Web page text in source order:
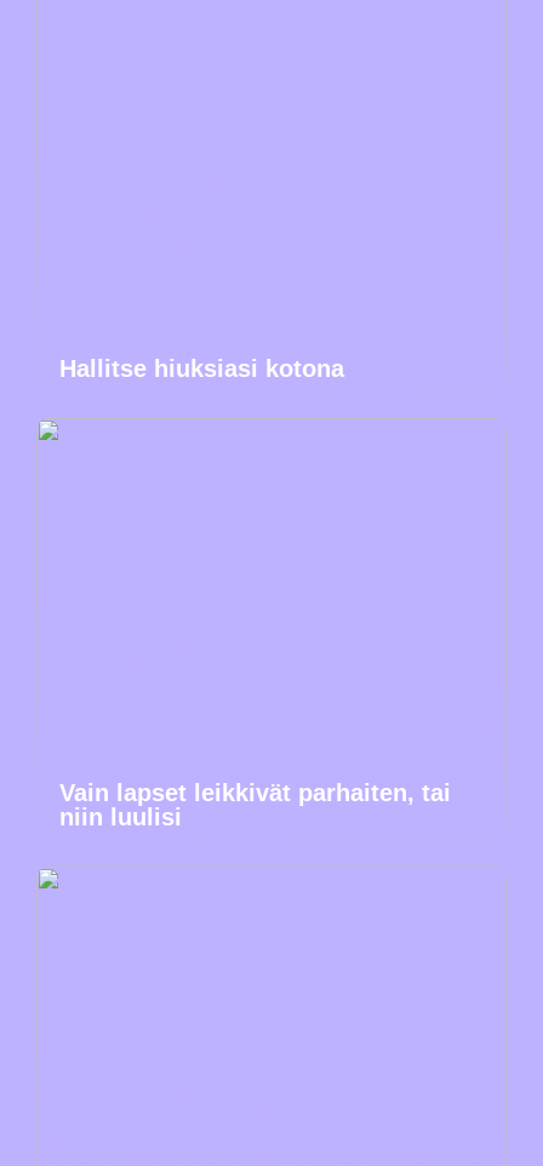
Hallitse hiuksiasi kotona
Vain lapset leikkivät parhaiten, tai
niin luulisi